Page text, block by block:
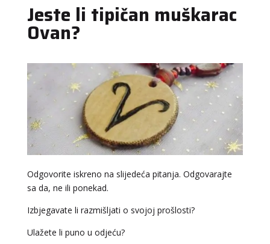
Jeste li tipičan muškarac
Ovan?
Odgovorite iskreno na slijedeća pitanja. Odgovarajte
sa da, ne ili ponekad.
Izbjegavate li razmišljati o svojoj prošlosti?
Ulažete li puno u odjeću?